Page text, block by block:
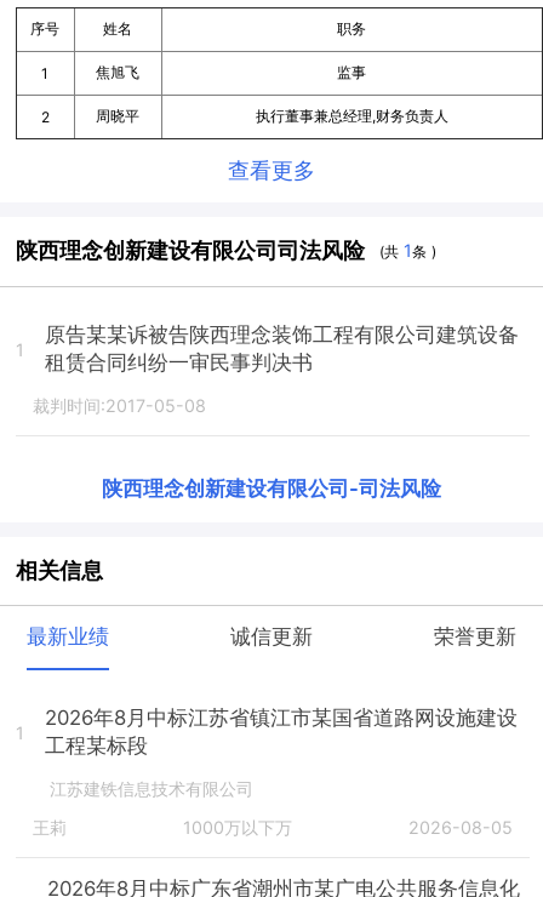
序号 姓名 职务
1 焦旭飞 监事
2 周晓平 执行董事兼总经理,财务负责人
查看更多
陕西理念创新建设有限公司司法风险 (共 1条 )
1
原告某某诉被告陕西理念装饰工程有限公司建筑设备
租赁合同纠纷一审民事判决书
裁判时间:2017-05-08
陕西理念创新建设有限公司 -司法风险
相关信息
最新业绩 诚信更新 荣誉更新
1
2026年8月中标江苏省镇江市某国省道路网设施建设
工程某标段
江苏建铁信息技术有限公司
王莉
1000万以下万 2026-08-05
2026年8月中标广东省潮州市某广电公共服务信息化